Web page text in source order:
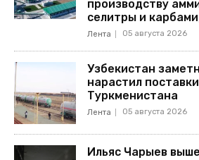
производству
селитры и
Лента 05 августа 2026
Узбекистан
нарастил
Туркменистана
Лента 05 августа 2026
Ильяс Чарыев